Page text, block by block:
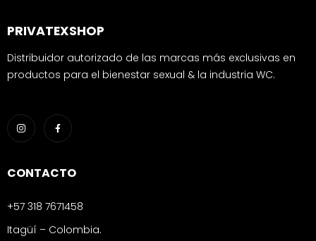
PRIVATEXSHOP
Distribuidor autorizado de las marcas más exclusivas en
productos para el bienestar sexual & la industria WC.
CONTACTO
+57 318 7671458
Itagüí – Colombia.